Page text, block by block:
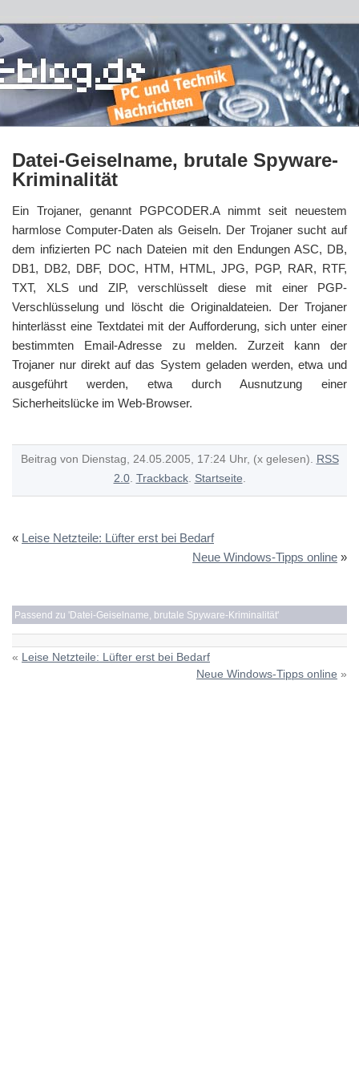
Datei-Geiselname, brutale Spyware-
Kriminalität
Ein Trojaner, genannt PGPCODER.A nimmt seit neuestem
harmlose Computer-Daten als Geiseln. Der Trojaner sucht auf
dem infizierten PC nach Dateien mit den Endungen ASC, DB,
DB1, DB2, DBF, DOC, HTM, HTML, JPG, PGP, RAR, RTF,
TXT, XLS und ZIP, verschlüsselt diese mit einer PGP-
Verschlüsselung und löscht die Originaldateien. Der Trojaner
hinterlässt eine Textdatei mit der Aufforderung, sich unter einer
bestimmten Email-Adresse zu melden. Zurzeit kann der
Trojaner nur direkt auf das System geladen werden, etwa und
ausgeführt werden, etwa durch Ausnutzung einer
Sicherheitslücke im Web-Browser.
Beitrag von Dienstag, 24.05.2005, 17:24 Uhr, (x gelesen). RSS
2.0. Trackback. Startseite.
« Leise Netzteile: Lüfter erst bei Bedarf
Neue Windows-Tipps online »
Passend zu 'Datei-Geiselname, brutale Spyware-Kriminalität'
« Leise Netzteile: Lüfter erst bei Bedarf
Neue Windows-Tipps online »